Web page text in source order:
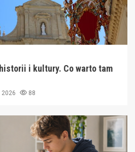
i kultury. Co warto tam
2026 88